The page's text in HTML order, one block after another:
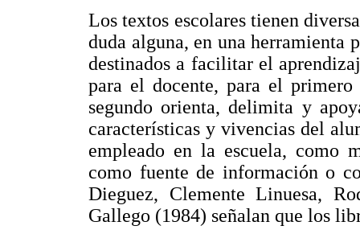
Los textos escolares tienen
duda alguna, en una herramienta
destinados a facilitar el
para el docente, para el
segundo orienta, delimita y
características y vivencias del
empleado en la escuela, como
como fuente de información o
Dieguez, Clemente Linuesa,
Gallego (1984) señalan que los